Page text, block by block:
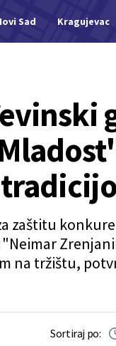
Sad Kragujevac
zaštitu
na tržištu,
Sortiraj po: